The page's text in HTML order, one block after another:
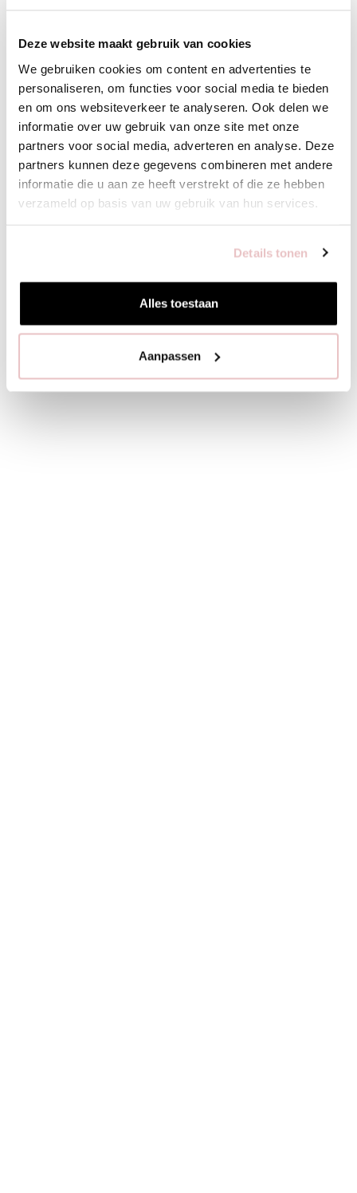
Deze website maakt gebruik van cookies
We gebruiken cookies om content en advertenties te
personaliseren, om functies voor social media te bieden
en om ons websiteverkeer te analyseren. Ook delen we
informatie over uw gebruik van onze site met onze
partners voor social media, adverteren en analyse. Deze
partners kunnen deze gegevens combineren met andere
informatie die u aan ze heeft verstrekt of die ze hebben
verzameld op basis van uw gebruik van hun services.
Details tonen
Alles toestaan
Aanpassen